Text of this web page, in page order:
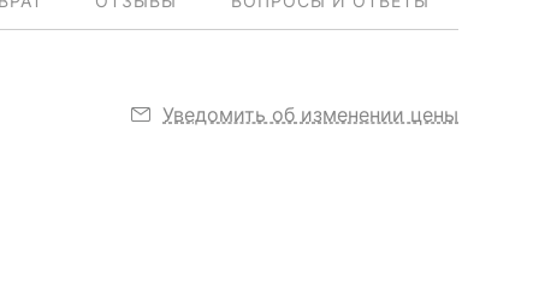
Уведомить об изменении цены